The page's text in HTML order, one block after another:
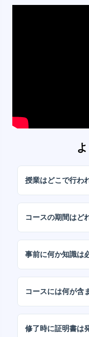
授業はどこで行わ
をお送りします。
コースの期間はど
ルされたセッショ
事前に何か知識は
ップしていきます
コースには何が含
のアクセスが含
修了時に証明書は